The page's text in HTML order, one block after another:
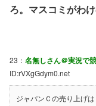
ろ。マスコミがわ
23： 名無しさん＠実況で
ID:rVXgGdym0.net
ジャパンＣの売り上げ